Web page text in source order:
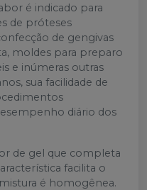
é indicado para
de próteses
de gengivas
moldes para preparo
​​e inúmeras outras
sua facilidade de
diário dos
de gel que completa
facilita o
é homogênea.